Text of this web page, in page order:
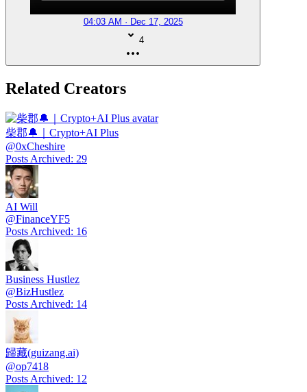
04:03 AM · Dec 17, 2025
4
Related Creators
柴郡🔔｜Crypto+AI Plus
@0xCheshire
Posts Archived: 29
AI Will
@FinanceYF5
Posts Archived: 16
Business Hustlez
@BizHustlez
Posts Archived: 14
歸藏(guizang.ai)
@op7418
Posts Archived: 12